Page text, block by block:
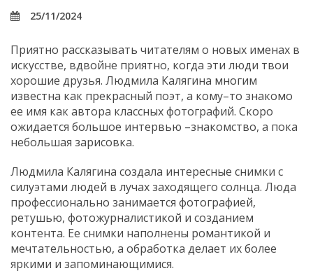
25/11/2024
Приятно рассказывать читателям о новых именах в
искусстве, вдвойне приятно, когда эти люди твои
хорошие друзья. Людмила Калягина многим
известна как прекрасный поэт, а кому–то знакомо
ее имя как автора классных фотографий. Скоро
ожидается большое интервью –знакомство, а пока
небольшая зарисовка.
Людмила Калягина создала интересные снимки с
силуэтами людей в лучах заходящего солнца. Люда
профессионально занимается фотографией,
ретушью, фотожурналистикой и созданием
контента. Ее снимки наполнены романтикой и
мечтательностью, а обработка делает их более
яркими и запоминающимися.